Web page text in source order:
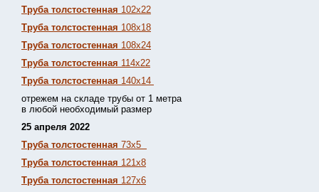
Труба толстостенная 102х22
Труба толстостенная 108х18
Труба толстостенная 108х24
Труба толстостенная 114х22
Труба толстостенная 140х14
отрежем на складе трубы от 1 метра
в любой необходимый размер
25 апреля 2022
Труба толстостенная 73х5
Труба толстостенная 121х8
Труба толстостенная 127х6